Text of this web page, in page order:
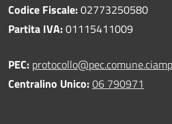
Codice Fiscale:02773250580
Partita IVA:01115411009
PEC:
Centralino Unico:06 790971